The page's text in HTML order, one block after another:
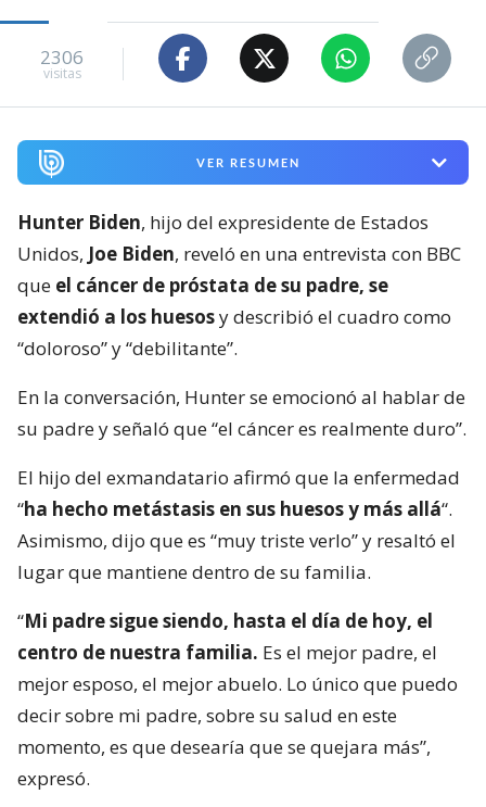
2306
visitas
VER RESUMEN
Hunter Biden, hijo del expresidente de Estados
Unidos, Joe Biden, reveló en una entrevista con BBC
que el cáncer de próstata de su padre, se
extendió a los huesosy describió el cuadro como
“doloroso” y “debilitante”.
En la conversación, Hunter se emocionó al hablar de
su padre y señaló que “el cáncer es realmente duro”.
El hijo del exmandatario afirmó que la enfermedad
“ha hecho metástasis en sus huesos y más allá“.
Asimismo, dijo que es “muy triste verlo” y resaltó el
lugar que mantiene dentro de su familia.
“Mi padre sigue siendo, hasta el día de hoy, el
centro de nuestra familia. Es el mejor padre, el
mejor esposo, el mejor abuelo. Lo único que puedo
decir sobre mi padre, sobre su salud en este
momento, es que desearía que se quejara más”,
expresó.